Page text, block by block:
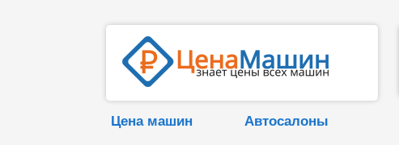
Цена машин Автосалоны